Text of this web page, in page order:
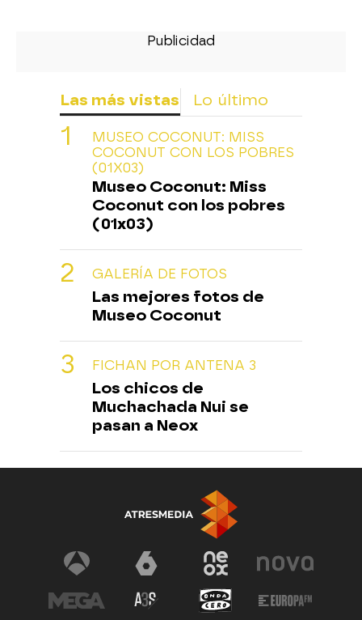
Las más vistas Lo último
MUSEO COCONUT: MISS
COCONUT CON LOS POBRES
(01X03)
Museo Coconut: Miss
Coconut con los pobres
(01x03)
GALERÍA DE FOTOS
Las mejores fotos de
Museo Coconut
FICHAN POR ANTENA 3
Los chicos de
Muchachada Nui se
pasan a Neox